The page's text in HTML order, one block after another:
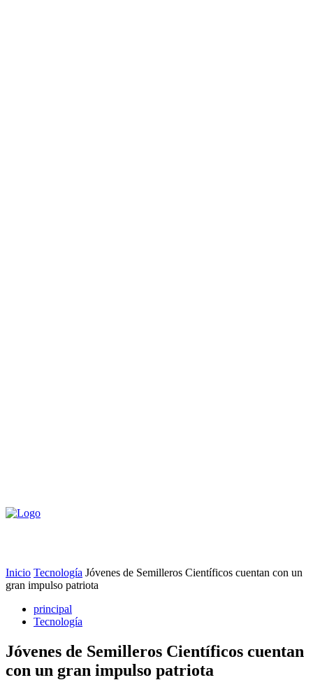
Inicio Tecnología Jóvenes de Semilleros Científicos cuentan con un
gran impulso patriota
principal
Tecnología
Jóvenes de Semilleros Científicos cuentan
con un gran impulso patriota